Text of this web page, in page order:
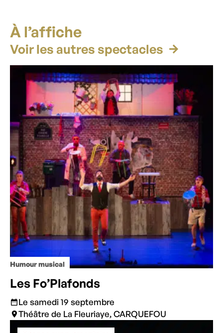
À l’affiche
Voir les autres spectacles
Humour musical
Les Fo’Plafonds
Le samedi 19 septembre
Théâtre de La Fleuriaye, CARQUEFOU